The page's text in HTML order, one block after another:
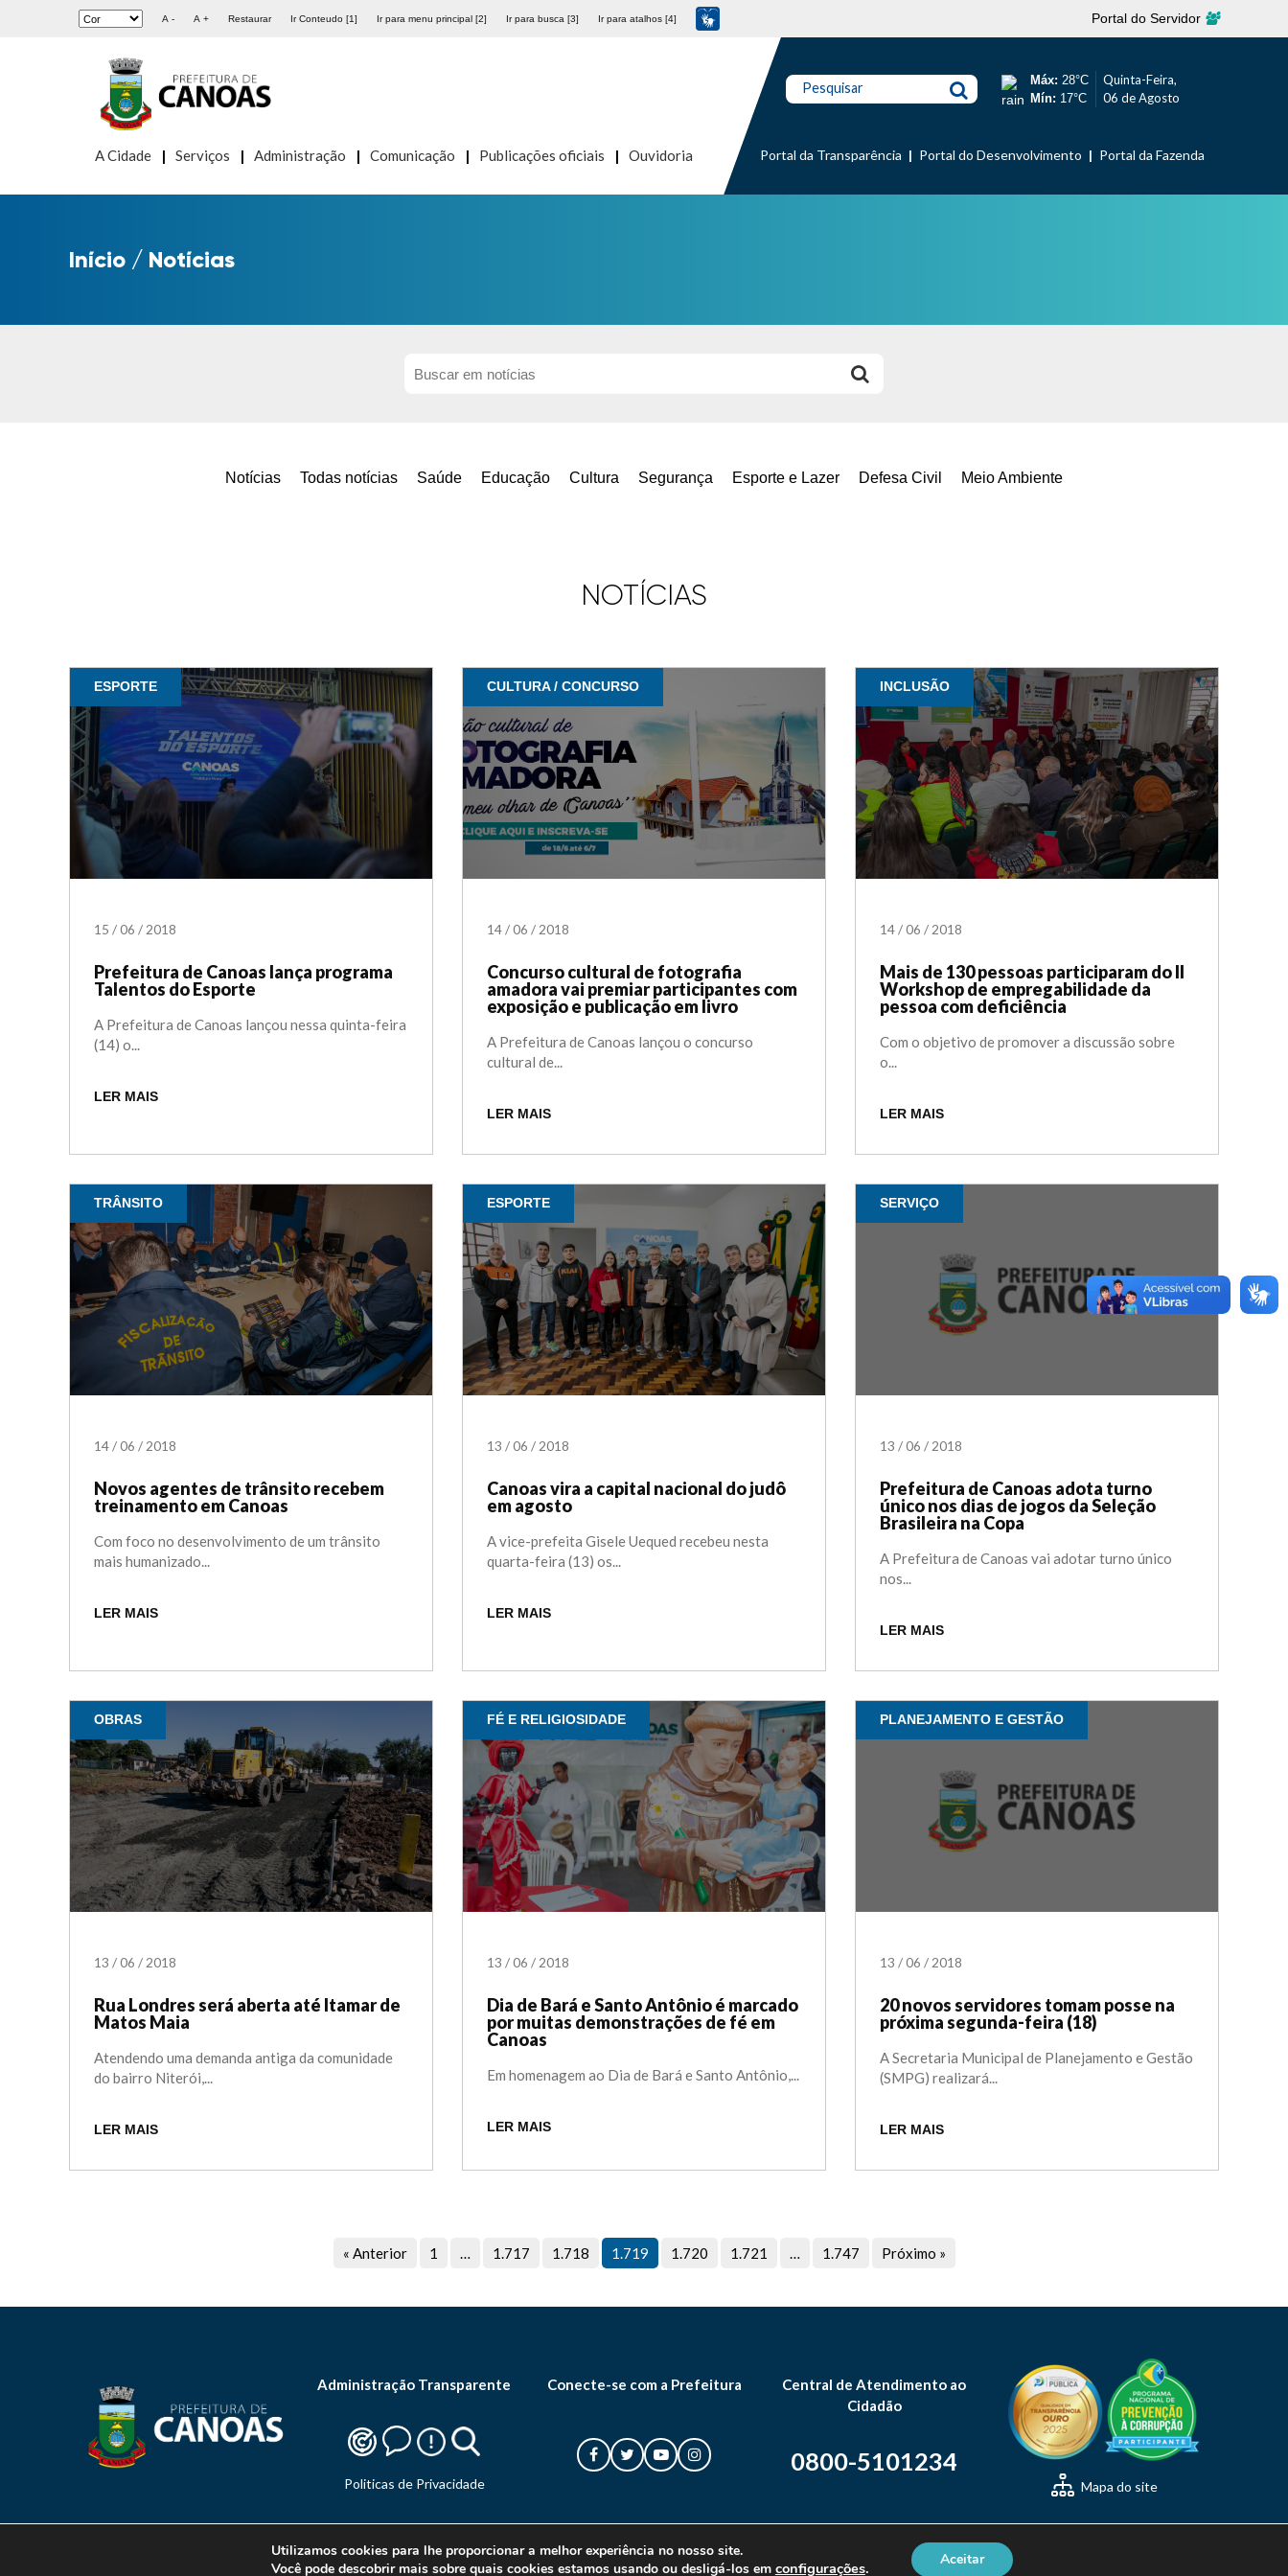
A - A + Restaurar Ir Conteudo [1] Ir para menu principal [2] Ir para busca [3] Ir para atalhos [4] Portal do Servidor
A Cidade Serviços Administração Comunicação Publicações oficiais Ouvidoria
Pesquisar Máx: 28°C
Mín: 17°C
Quinta-Feira,
06 de Agosto
Portal da Transparência Portal do Desenvolvimento Portal da Fazenda
Início / Notícias
Notícias Todas notícias Saúde Educação Cultura Segurança Esporte e Lazer Defesa Civil Meio Ambiente
NOTÍCIAS
ESPORTE
15 /06 /2018
Prefeitura de Canoas lança programa
Talentos do Esporte
A Prefeitura de Canoas lançou nessa quinta-feira
(14) o...
LER MAIS
CULTURA / CONCURSO
14/06 /2018
Concurso cultural de fotografia
amadora vai premiar participantes com
exposição e publicação em livro
A Prefeitura de Canoas lançou o concurso
cultural de...
LER MAIS
INCLUSÃO
14/06 /2018
Mais de 130 pessoas participaram do II
Workshop de empregabilidade da
pessoa com deficiência
Com o objetivo de promover a discussão sobre
o...
LER MAIS
TRÂNSITO
14/06 /2018
Novos agentes de trânsito recebem
treinamento em Canoas
Com foco no desenvolvimento de um trânsito
mais humanizado...
LER MAIS
ESPORTE
13 /06 /2018
Canoas vira a capital nacional do judô
em agosto
A vice-prefeita Gisele Uequed recebeu nesta
quarta-feira (13) os...
LER MAIS
SERVIÇO
13 /06 /2018
Prefeitura de Canoas adota turno
único nos dias de jogos da Seleção
Brasileira na Copa
A Prefeitura de Canoas vai adotar turno único
nos...
LER MAIS
OBRAS
13 /06 /2018
Rua Londres será aberta até Itamar de
Matos Maia
Atendendo uma demanda antiga da comunidade
do bairro Niterói,...
LER MAIS
FÉ E RELIGIOSIDADE
13 /06 /2018
Dia de Bará e Santo Antônio é marcado
por muitas demonstrações de fé em
Canoas
Em homenagem ao Dia de Bará e Santo Antônio,...
LER MAIS
PLANEJAMENTO E GESTÃO
13 /06 /2018
20 novos servidores tomam posse na
próxima segunda-feira (18)
A Secretaria Municipal de Planejamento e Gestão
(SMPG) realizará...
LER MAIS
« Anterior 1 … 1.717 1.718 1.719 1.720 1.721 … 1.747 Próximo »
Administração Transparente
Politicas de Privacidade
Conecte-se com a Prefeitura
Central de Atendimento ao
Cidadão
0800-5101234
Mapa do site
© 2026 Prefeitura Municipal de Canoas. Todos os direitos reservados.
Utilizamos cookies para lhe proporcionar a melhor experiência no nosso site.
Você pode descobrir mais sobre quais cookies estamos usando ou desligá-los em configurações. Aceitar